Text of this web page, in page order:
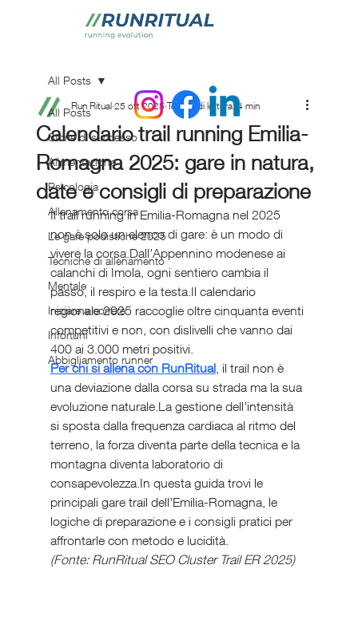
All Posts
Storie di successo
Alimentazione
Psicologia
Allenamento corsa
Le gare podistiche 2025
Tecniche di allenamento
Mentale
Iniziare a correre
Infortuni
Abbigliamento runner
All Posts
Calendario trail running Emilia-
Romagna 2025: gare in natura,
date e consigli di preparazione
Run Ritual 25 ott 2025 Tempo di lettura: 4 min
Il trail running in Emilia-Romagna nel 2025
non è solo un elenco di gare: è un modo di
vivere la corsa.Dall’Appennino modenese ai
calanchi di Imola, ogni sentiero cambia il
passo, il respiro e la testa.Il calendario
regionale 2025 raccoglie oltre cinquanta eventi
competitivi e non, con dislivelli che vanno dai
400 ai 3.000 metri positivi.
Per chi si allena con RunRitual, il trail non è
una deviazione dalla corsa su strada ma la sua
evoluzione naturale.La gestione dell’intensità
si sposta dalla frequenza cardiaca al ritmo del
terreno, la forza diventa parte della tecnica e la
montagna diventa laboratorio di
consapevolezza.In questa guida trovi le
principali gare trail dell’Emilia-Romagna, le
logiche di preparazione e i consigli pratici per
affrontarle con metodo e lucidità.
(Fonte: RunRitual SEO Cluster Trail ER 2025)